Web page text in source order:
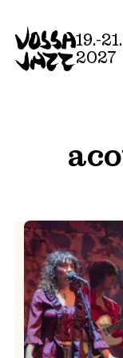
to
content
19.-
2027